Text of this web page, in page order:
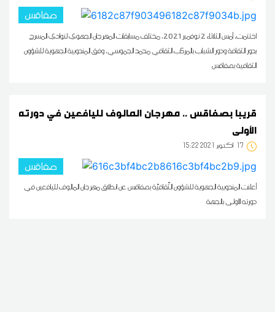
صفاقس
اختتمت، أمس الثلاثاء 2 نوفمبر 2021، مختلف مسابقات المهرجان الجهوي لنوادي المسرح
بدور الثقافة ودور الشباب بالمركب الثقافي محمد الجموسي، وفق المندوبية الجهوية للشؤون
الثقافية بصفاقس
قريبا بصفاقس .. مهرجان المالوف لليافعين في دورته
الأولى
17 15:22 2021 أكتوبر
صفاقس
أعلنت المندوبية الجهوية للشؤون الثّقافيّة بصفاقس عن انطلاق مهرجان المالوف لليافعين في
دورته الأولى بالجهة